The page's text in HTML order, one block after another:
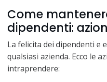
Come
dipendenti:
La felicita dei dipendenti e
qualsiasi azienda. Ecco le
intraprendere: